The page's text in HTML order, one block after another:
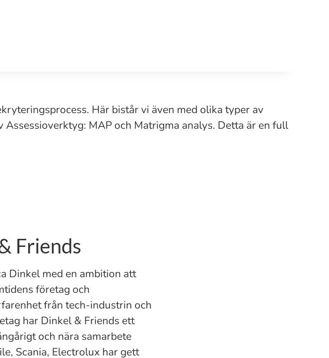
Här bistår vi även med olika typer av
MAP och Matrigma analys. Detta är en full
Friends
Dinkel med en ambition att
företag och
från tech-industrin och
har Dinkel & Friends ett
och nära samarbete
Scania, Electrolux har gett